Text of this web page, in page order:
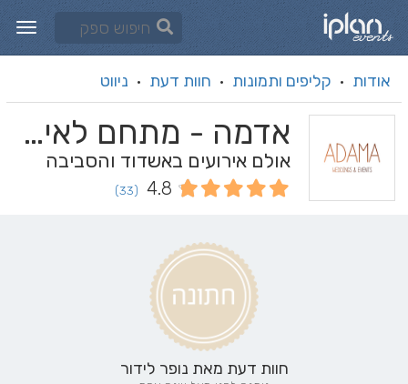
אודות · קליפים ותמונות · חוות דעת · ניווט
אדמה - מתחם לאירועים וכנסים
אולם אירועים באשדוד והסביבה
4.8
(33)
חוות דעת מאת נופר לידור